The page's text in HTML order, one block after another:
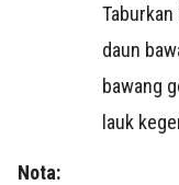
daun
bawang
lauk
Nota: